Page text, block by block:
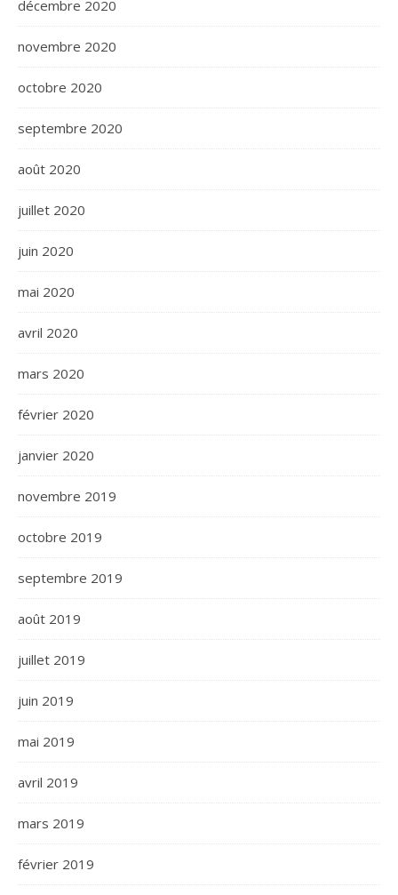
décembre 2020
novembre 2020
octobre 2020
septembre 2020
août 2020
juillet 2020
juin 2020
mai 2020
avril 2020
mars 2020
février 2020
janvier 2020
novembre 2019
octobre 2019
septembre 2019
août 2019
juillet 2019
juin 2019
mai 2019
avril 2019
mars 2019
février 2019